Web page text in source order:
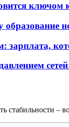
зарплата,
стабильности –